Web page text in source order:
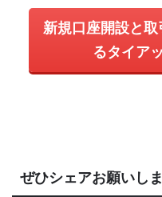
新規口座開設と
るタイア
ぜひシェアお願いし